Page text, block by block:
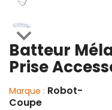

Batteur
Prise
Marque : Robot-
Coupe